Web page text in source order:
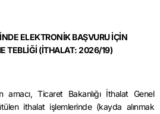
ELEKTRONİK BAŞVURU İÇİN
TEBLİĞİ (İTHALAT: 2026/19)
amacı, Ticaret Bakanlığı İthalat Genel
ithalat işlemlerinde (kayda alınmak